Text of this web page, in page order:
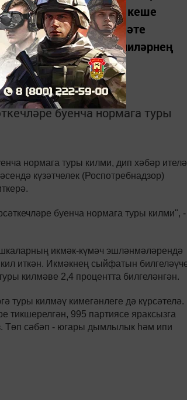
яклау һәм кеше
федераль хезмәте
алынган ипиләрнең
туры...
буенча нормага туры
нормага туры килми, дип хәбәр ителә
күзәтчелек (Роспотребнадзор)
буенча нормага туры килми", -
икмәк-күмәч эшләнмәләрендә
иткән. Икмәкнең сыйфатын
килмәве 2,4 процентта билгеләнгән.
туры килмәү кимегәнлеге дә күрсәтелә.
тикшерелгән, 995 партиясе яраксызга
Төп сәбәп - югары дымлылык һәм ипи